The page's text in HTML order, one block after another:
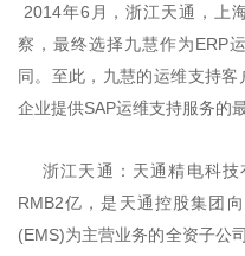
2014年6 月，浙江天通，上
察，最终选择九慧作为 ERP
同。至此，九慧的运维支持客
企业提供SAP运维支持服务的
浙江天通：天通精电科技
RMB2亿，是天通控股集团
(EMS)为主营业务的全资子公